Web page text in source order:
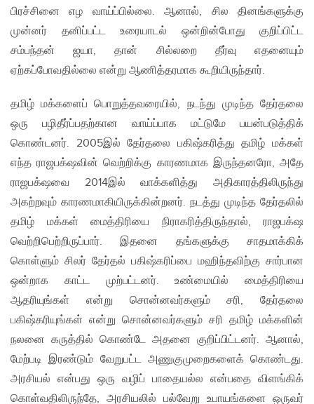
பிரச்சினை எழ வாய்ப்பில்லை. ஆனால், சில தினங்களுக்கு
முன்னர் தனிப்பட்ட உரையாடல் ஒன்றின்போது குறிப்பிட்ட
சம்பந்தன் ஜயா, தான் சில்லறை தீர்வு எதனையும்
ஏற்கப்போவதில்லை என்று ஆணித்தரமாக கூறியிருந்தார்.
தமிழ் மக்களைப் பொறுத்தவரையில், நடந்து முடிந்த தேர்தலை
ஒரு பழிதீர்ப்பதற்கான வாய்ப்பாக மட்டுமே பயன்படுத்திக்
கொண்டனர். 2005இல் தேர்தலை பகிஷ்கரித்து தமிழ் மக்கள்
எந்த ராஜபக்‌ஷவின் வெற்றிக்கு காரணமாக இருந்தனரோ, அதே
ராஜபக்‌ஷவை 2014இல் வாக்களித்து அதிகாரத்திலிருந்து
அகற்றவும் காரணமாகியிருக்கின்றனர். நடத்து முடிந்த தேர்தலில்
தமிழ் மக்கள் மைத்திரியை நிராகரித்திருந்தால், ராஜபக்‌ஷ
வெற்றிபெற்றிருப்பார். இதனை தங்களுக்கு சாதமாக்கிக்
கொள்ளும் சிலர் தேர்தல் பகிஷ்கரிப்பை மஹிந்தவிற்கு சார்பான
ஒன்றாக காட்ட முற்பட்டனர். உண்மையில் மைத்திரியை
ஆதரியுங்கள் என்று சொன்னவர்களும் சரி, தேர்தலை
பகிஷ்கரியுங்கள் என்று சொன்னவர்களும் சரி தமிழ் மக்களின்
நலனை கருத்தில் கொண்டே அதனை குறிப்பிட்டனர். ஆனால்,
மேற்படி இரண்டும் வேறுபட்ட அணுகுமுறைகளைக் கொண்டது.
அரசியல் என்பது ஒரு வழிப் பாதையல்ல என்பதை விளங்கிக்
கொள்வதிலிருந்தே, அரசியலில் பல்வேறு உபாயங்களை ஒருவர்